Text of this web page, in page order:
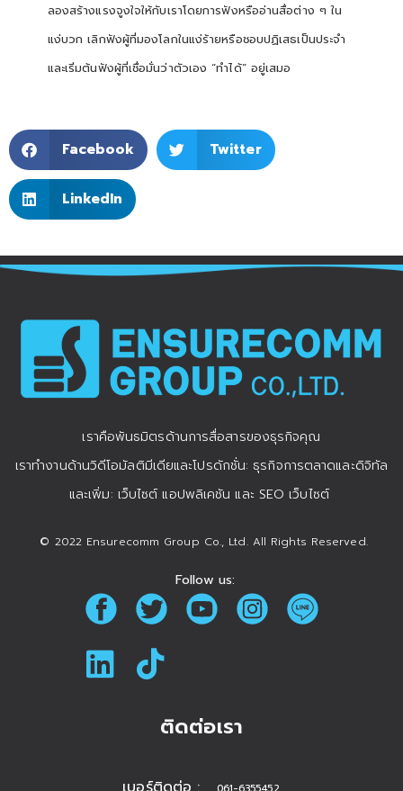
ลองสร้างแรงจูงใจให้กับเราโดยการฟังหรืออ่านสื่อต่าง ๆ ใน
แง่บวก เลิกฟังผู้ที่มองโลกในแง่ร้ายหรือชอบปฏิเสธเป็นประจำ
และเริ่มต้นฟังผู้ที่เชื่อมั่นว่าตัวเอง “ทำได้” อยู่เสมอ
Facebook Twitter
LinkedIn
เราคือพันธมิตรด้านการสื่อสารของธุรกิจคุณ
เราทำงานด้านวิดีโอมัลติมีเดียและโปรดักชั่น: ธุรกิจการตลาดและดิจิทัล
และเพิ่ม: เว็บไซต์ แอปพลิเคชัน และ SEO เว็บไซต์
© 2022 Ensurecomm Group Co., Ltd. All Rights Reserved.
Follow us:
ติดต่อเรา